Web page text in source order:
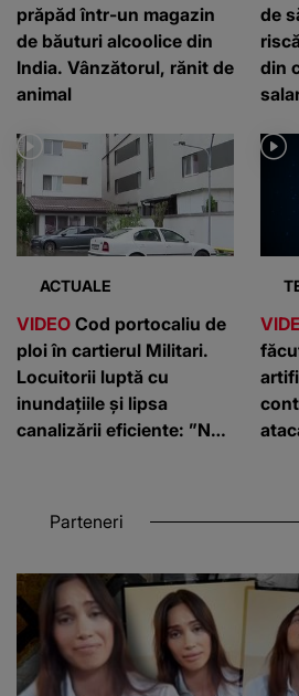
prăpăd într-un magazin
de băuturi alcoolice din
India. Vânzătorul, rănit de
animal
de
din
ACTUALE
VIDEO Cod portocaliu de
ploi în cartierul Militari.
Locuitorii luptă cu
inundațiile și lipsa
canalizării eficiente: ”Nu
Parteneri